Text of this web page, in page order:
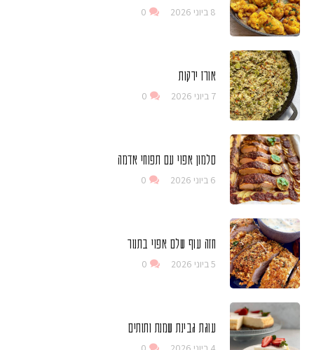
8 ביוני 2026 0
אורז ירקות
7 ביוני 2026 0
סלמון אפוי עם תפוחי אדמה
6 ביוני 2026 0
חזה עוף שלם אפוי בתנור
5 ביוני 2026 0
עוגת גבינת שמנת ותותים